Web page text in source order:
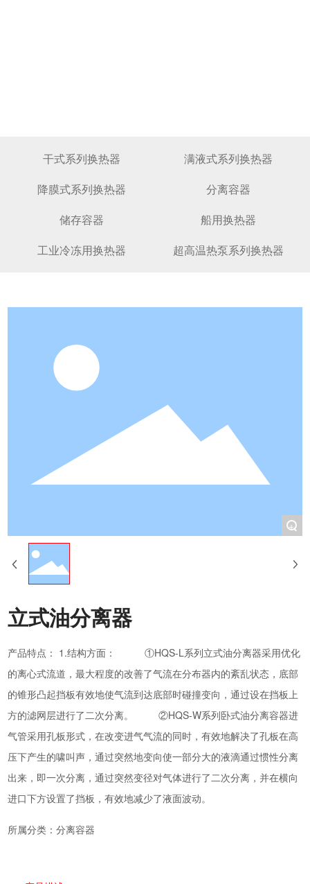
干式系列换热器
满液式系列换热器
降膜式系列换热器
分离容器
储存容器
船用换热器
工业冷冻用换热器
超高温热泵系列换热器
+
立式油分离器
产品特点： 1.结构方面： ①HQS-L系列立式油分离器采用优化
的离心式流道，最大程度的改善了气流在分布器内的紊乱状态，底部
的锥形凸起挡板有效地使气流到达底部时碰撞变向，通过设在挡板上
方的滤网层进行了二次分离。 ②HQS-W系列卧式油分离容器进
气管采用孔板形式，在改变进气气流的同时，有效地解决了孔板在高
压下产生的啸叫声，通过突然地变向使一部分大的液滴通过惯性分离
出来，即一次分离，通过突然变径对气体进行了二次分离，并在横向
进口下方设置了挡板，有效地减少了液面波动。
所属分类：分离容器